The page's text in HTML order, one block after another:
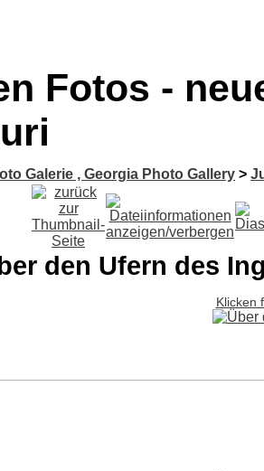
Fotos -
Galerie , Georgia Photo Gallery >
den Ufern des
Klicken